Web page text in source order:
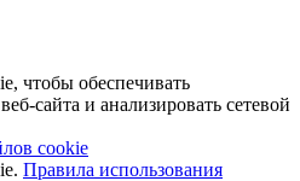
чтобы обеспечивать
сайта и анализировать сетевой
cookie
Правила использования